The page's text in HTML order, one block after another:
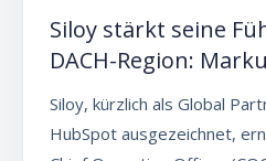
Siloy stärkt seine
DACH-Region:
Siloy, kürzlich als Global
HubSpot ausgezeichnet,